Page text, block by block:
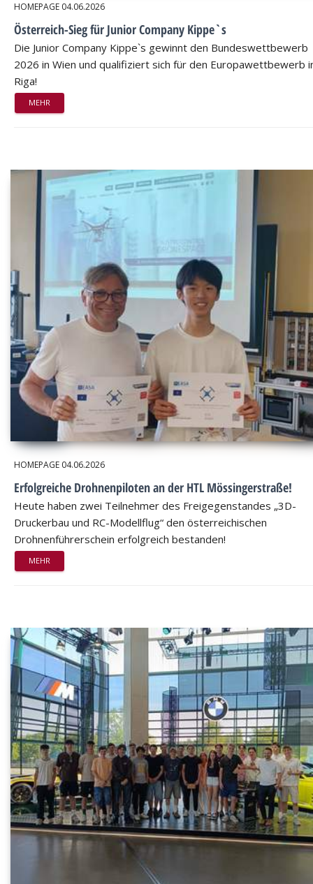
HOMEPAGE 04.06.2026
Österreich-Sieg für Junior Company Kippe`s
Die Junior Company Kippe`s gewinnt den Bundeswettbewerb
2026 in Wien und qualifiziert sich für den Europawettbewerb
Riga!
MEHR
HOMEPAGE 04.06.2026
Erfolgreiche Drohnenpiloten an der HTL Mössingerstraße!
Heute haben zwei Teilnehmer des Freigegenstandes „3D-
Druckerbau und RC-Modellflug“ den österreichischen
Drohnenführerschein erfolgreich bestanden!
MEHR